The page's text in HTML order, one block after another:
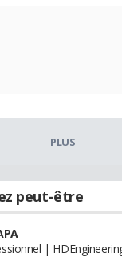
PLUS
peut-être
|